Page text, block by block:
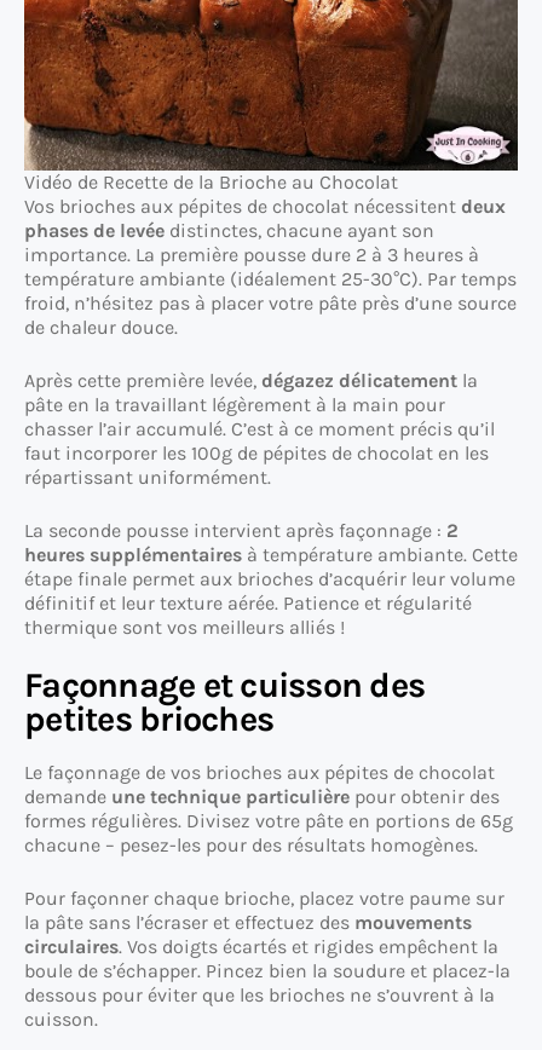
Vidéo de Recette de la Brioche au Chocolat
Vos brioches aux pépites de chocolat nécessitent deux
phases de levée distinctes, chacune ayant son
importance. La première pousse dure 2 à 3 heures à
température ambiante (idéalement 25-30°C). Par temps
froid, n’hésitez pas à placer votre pâte près d’une source
de chaleur douce.
Après cette première levée, dégazez délicatement la
pâte en la travaillant légèrement à la main pour
chasser l’air accumulé. C’est à ce moment précis qu’il
faut incorporer les 100g de pépites de chocolat en les
répartissant uniformément.
La seconde pousse intervient après façonnage : 2
heures supplémentaires à température ambiante. Cette
étape finale permet aux brioches d’acquérir leur volume
définitif et leur texture aérée. Patience et régularité
thermique sont vos meilleurs alliés !
Façonnage et cuisson des
petites brioches
Le façonnage de vos brioches aux pépites de chocolat
demande une technique particulière pour obtenir des
formes régulières. Divisez votre pâte en portions de 65g
chacune – pesez-les pour des résultats homogènes.
Pour façonner chaque brioche, placez votre paume sur
la pâte sans l’écraser et effectuez des mouvements
circulaires. Vos doigts écartés et rigides empêchent la
boule de s’échapper. Pincez bien la soudure et placez-la
dessous pour éviter que les brioches ne s’ouvrent à la
cuisson.